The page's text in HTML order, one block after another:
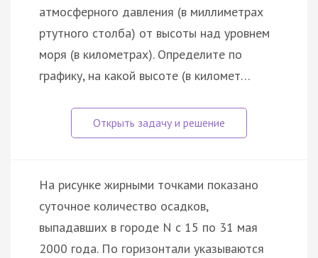
атмосферного давления (в миллиметрах
ртутного столба) от высоты над уровнем
моря (в километрах). Определите по
графику, на какой высоте (в километ…
На рисунке жирными точками показано
суточное количество осадков,
выпадавших в городе N с 15 по 31 мая
2000 года. По горизонтали указываются